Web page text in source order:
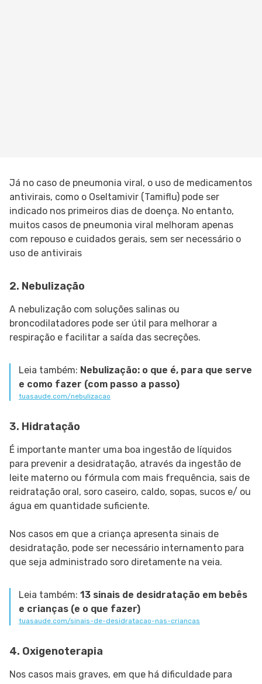
Já no caso de pneumonia viral, o uso de medicamentos
antivirais, como o Oseltamivir (Tamiflu) pode ser
indicado nos primeiros dias de doença. No entanto,
muitos casos de pneumonia viral melhoram apenas
com repouso e cuidados gerais, sem ser necessário o
uso de antivirais
2. Nebulização
A nebulização com soluções salinas ou
broncodilatadores pode ser útil para melhorar a
respiração e facilitar a saída das secreções.
Leia também: Nebulização: o que é, para que serve
e como fazer (com passo a passo)
tuasaude.com/nebulizacao
3. Hidratação
É importante manter uma boa ingestão de líquidos
para prevenir a desidratação, através da ingestão de
leite materno ou fórmula com mais frequência, sais de
reidratação oral, soro caseiro, caldo, sopas, sucos e/ ou
água em quantidade suficiente.
Nos casos em que a criança apresenta sinais de
desidratação, pode ser necessário internamento para
que seja administrado soro diretamente na veia.
Leia também: 13 sinais de desidratação em bebês
e crianças (e o que fazer)
tuasaude.com/sinais-de-desidratacao-nas-criancas
4. Oxigenoterapia
Nos casos mais graves, em que há dificuldade para